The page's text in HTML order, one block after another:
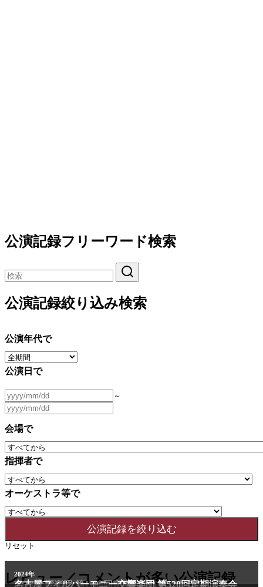
公演記録フリーワード検索
公演記録絞り込み検索
公演年代で
公演日で
～
会場で
指揮者で
オーケストラ等で
リセット
レビュー／コメントが多い公演記録